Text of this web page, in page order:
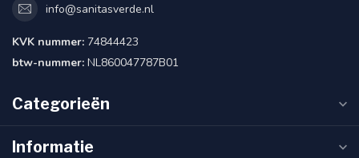
info@sanitasverde.nl
KVK nummer: 74844423
btw-nummer: NL860047787B01
Categorieën
Informatie